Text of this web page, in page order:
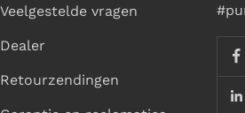
Veelgestelde vragen
Dealer
Retourzendingen